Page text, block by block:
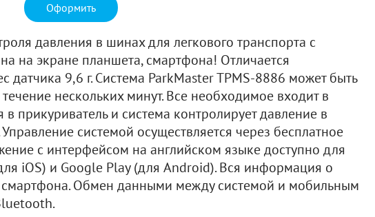
Оформить
давления в шинах для легкового транспорта с
на экране планшета, смартфона! Отличается
датчика 9,6 г. Система ParkMaster TPMS-8886 может быть
нескольких минут. Все необходимое входит в
в прикуриватель и система контролирует давление в
системой осуществляется через бесплатное
с интерфейсом на английском языке доступно для
iOS) и Google Play (для Android). Вся информация о
смартфона. Обмен данными между системой и мобильным